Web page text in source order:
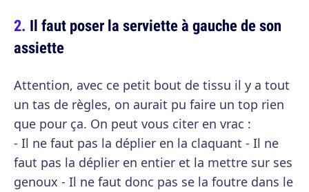
Il faut poser la serviette à gauche de son
assiette
Attention, avec ce petit bout de tissu il y a tout
un tas de règles, on aurait pu faire un top rien
que pour ça. On peut vous citer en vrac :
- Il ne faut pas la déplier en la claquant - Il ne
faut pas la déplier en entier et la mettre sur ses
genoux - Il ne faut donc pas se la foutre dans le